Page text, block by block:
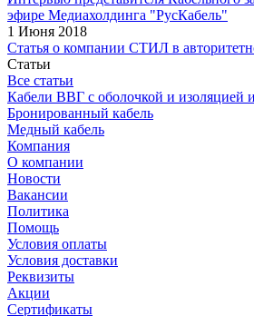
эфире Медиахолдинга "РусКабель"
1 Июня 2018
Статья о компании СТИЛ в
Статьи
Все статьи
Кабели ВВГ с оболочкой и изоляцией
Бронированный кабель
Медный кабель
Компания
О компании
Новости
Вакансии
Политика
Помощь
Условия оплаты
Условия доставки
Реквизиты
Акции
Сертификаты